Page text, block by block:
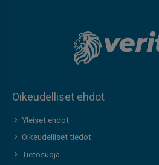
Oikeudelliset ehdot
Yleiset ehdot
Oikeudelliset tiedot
Tietosuoja